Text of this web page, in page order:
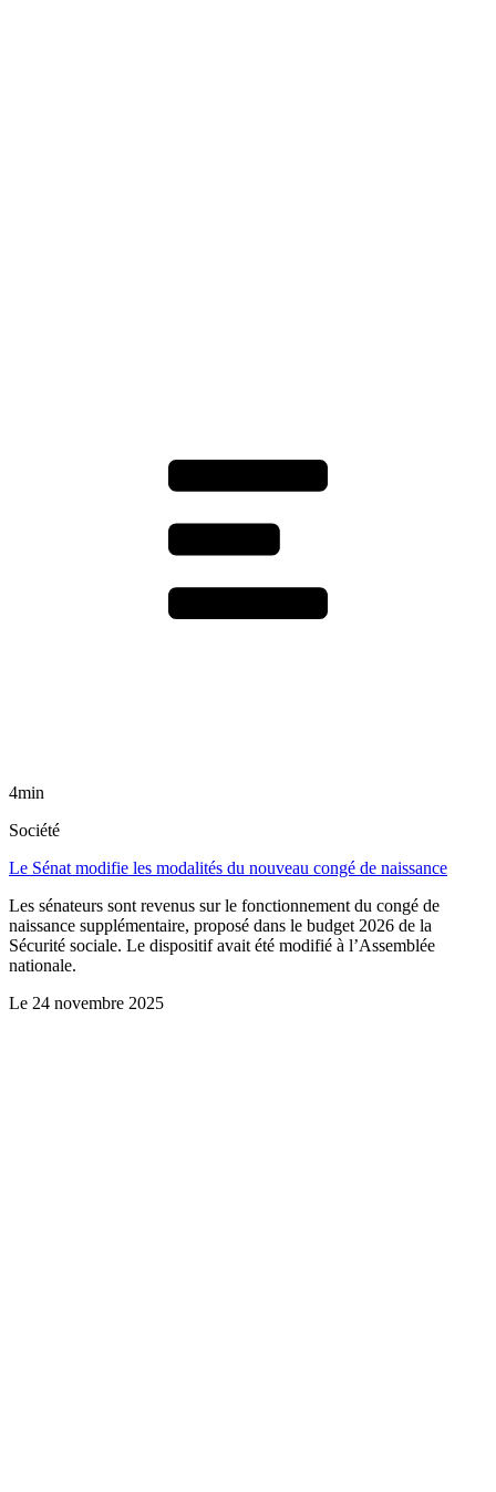
4min
Société
Le Sénat modifie les modalités du nouveau congé de naissance
Les sénateurs sont revenus sur le fonctionnement du congé de
naissance supplémentaire, proposé dans le budget 2026 de la
Sécurité sociale. Le dispositif avait été modifié à l’Assemblée
nationale.
Le 24 novembre 2025